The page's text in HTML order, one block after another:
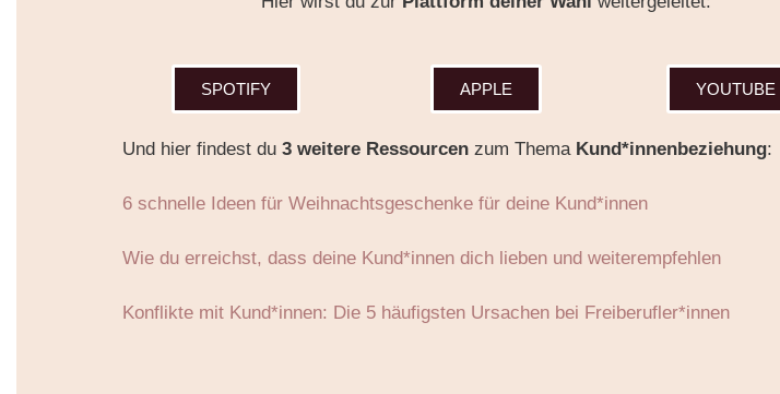
SPOTIFY APPLE YOUTUBE
Und hier findest du3weitere Ressourcen zum Thema Kund*innenbeziehung:
6 schnelle Ideen für Weihnachtsgeschenke für deine Kund*innen
Wie du erreichst, dass deine Kund*innen dich lieben und weiterempfehlen
Konflikte mit Kund*innen: Die 5 häufigsten Ursachen bei Freiberufler*innen